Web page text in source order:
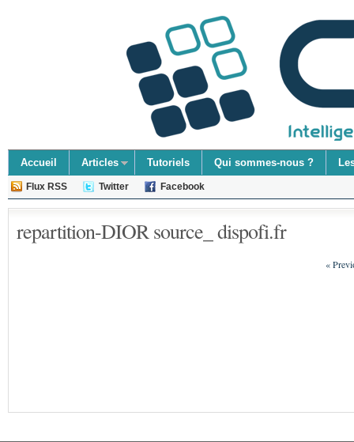
Accueil Articles Tutoriels Qui sommes-nous ?
Flux RSS Twitter Facebook
repartition-DIOR source_ dispofi.fr
«